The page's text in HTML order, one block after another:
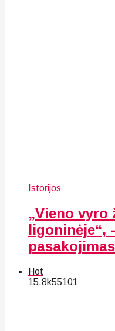
Istorijos
„Vieno vyro
ligoninėje“,
Hot
15.8k55101